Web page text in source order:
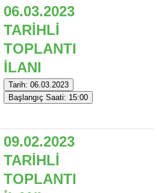
06.03.2023
TARİHLİ
TOPLANTI
İLANI
Tarih: 06.03.2023
Başlangıç Saati: 15:00
09.02.2023
TARİHLİ
TOPLANTI